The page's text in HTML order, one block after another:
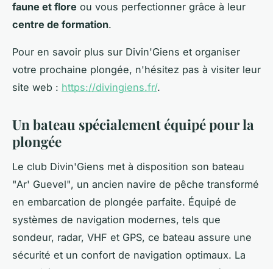
faune et flore ou vous perfectionner grâce à leur
centre de formation.
Pour en savoir plus sur Divin'Giens et organiser
votre prochaine plongée, n'hésitez pas à visiter leur
site web : https://divingiens.fr/.
Un bateau spécialement équipé pour la
plongée
Le club Divin'Giens met à disposition son bateau
"Ar' Guevel", un ancien navire de pêche transformé
en embarcation de plongée parfaite. Équipé de
systèmes de navigation modernes, tels que
sondeur, radar, VHF et GPS, ce bateau assure une
sécurité et un confort de navigation optimaux. La